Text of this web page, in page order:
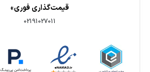
قیمت‌گذاری فوری»
02191027011